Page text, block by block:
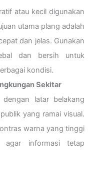
atau kecil digunakan
utama plang adalah
dan jelas. Gunakan
dan bersih untuk
kondisi.
Sekitar
latar belakang
yang ramai visual.
warna yang tinggi
agar informasi tetap